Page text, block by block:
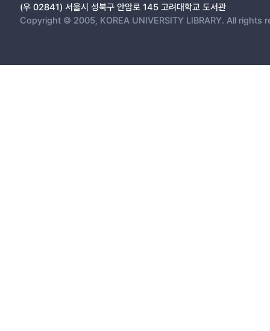
(우 02841) 서울시 성북구 안암로 145 고려대학교 도서관
Copyright © 2005, KOREA UNIVERSITY LIBRARY. All rights